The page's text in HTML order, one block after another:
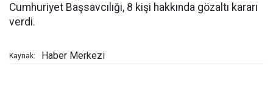
Cumhuriyet Başsavcılığı, 8 kişi hakkında gözaltı kararı
verdi.
Kaynak: Haber Merkezi